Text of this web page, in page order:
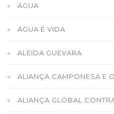
ÁGUA
ÁGUA É VIDA
ALEIDA GUEVARA
ALIANÇA CAMPONESA E
ALIANÇA GLOBAL